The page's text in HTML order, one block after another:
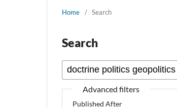
Home / Search
Search
Advanced filters
Published After